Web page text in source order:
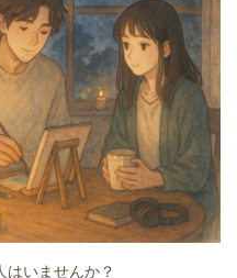
はいませんか？